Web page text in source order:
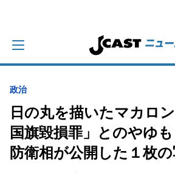
政治
日の丸を描いたマカロ
国旗毀損罪」とのやゆ
防衛相が公開した１枚